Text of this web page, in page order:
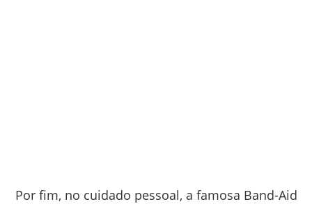
Por fim, no cuidado pessoal, a famosa Band-Aid